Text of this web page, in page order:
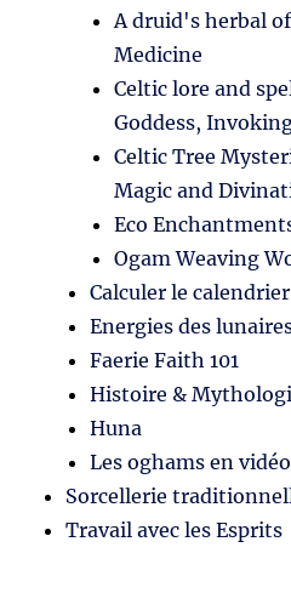
A druid's herbal
Medicine
Celtic lore and
Goddess,
Celtic Tree
Magic and
Eco
Ogam Weaving
Calculer le
Energies des
Faerie Faith 101
Histoire &
Huna
Les oghams en
Sorcellerie
Travail avec les Esprits